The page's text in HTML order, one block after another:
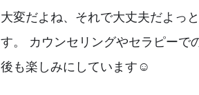
大変だよね、それで大丈夫だよっ
す。 カウンセリングやセラピーで
後も楽しみにしています☺️